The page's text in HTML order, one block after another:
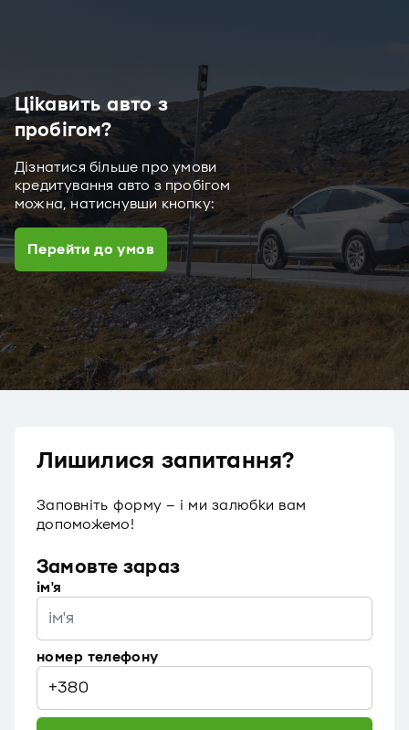
Цікавить авто з
пробігом?
Дізнатися більше про умови
кредитування авто з пробігом
можна, натиснувши кнопку:
Перейти до умов
Лишилися запитання?
Заповніть форму – і ми залюбки вам
допоможемо!
Замовте зараз
ім'я
номер телефону